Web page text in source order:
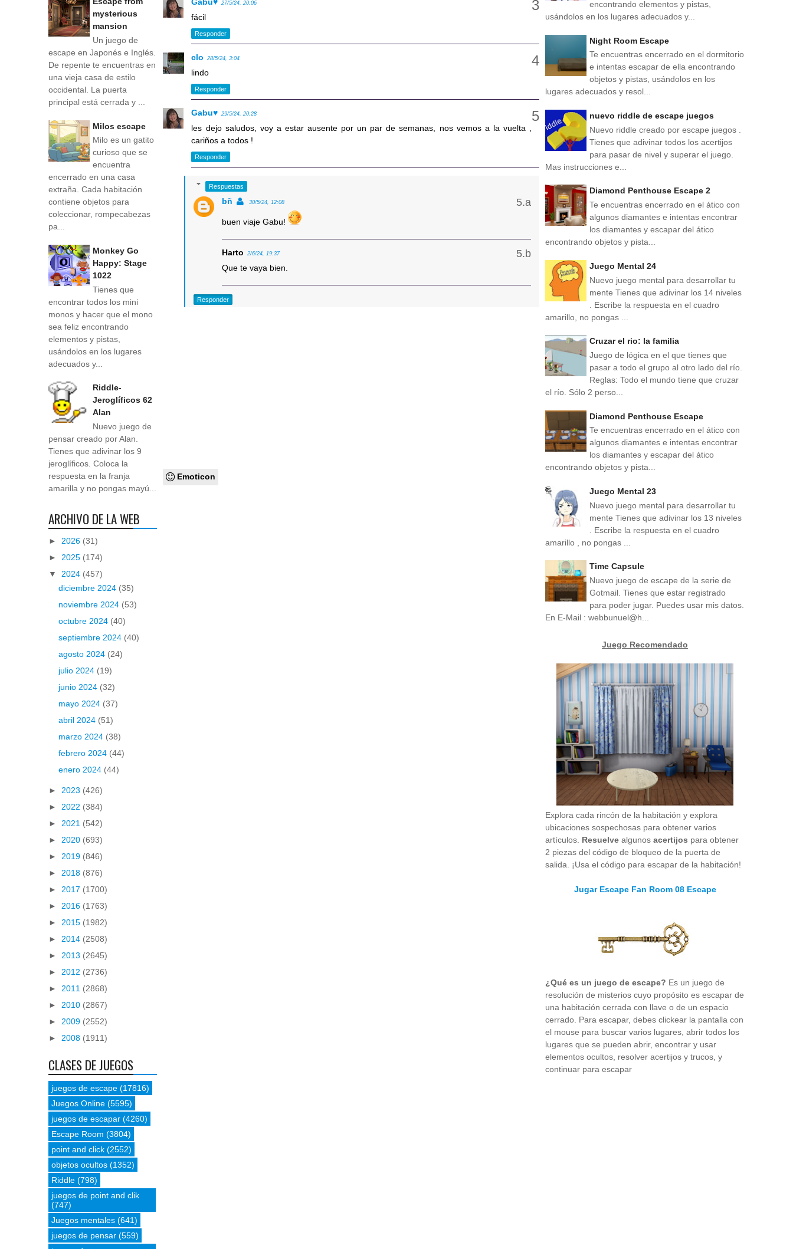
27/5/24, 20:06
fácil
Responder
clo 28/5/24, 3:04
lindo
Responder
Gabu♥ 29/5/24, 20:28
les dejo saludos, voy a estar ausente por un par de semanas, nos vemos a la vuelta ,
cariños a todos !
Responder
Respuestas
bñ 30/5/24, 12:08
buen viaje Gabu!
Harto 2/6/24, 19:37
Que te vaya bien.
Responder
Emoticon
mysterious
mansion
Un juego de
escape en Japonés e Inglés.
De repente te encuentras en
una vieja casa de estilo
occidental. La puerta
principal está cerrada y ...
Milos escape
Milo es un gatito
curioso que se
encuentra
encerrado en una casa
extraña. Cada habitación
contiene objetos para
coleccionar, rompecabezas
pa...
Monkey Go
Happy: Stage
1022
Tienes que
encontrar todos los mini
monos y hacer que el mono
sea feliz encontrando
elementos y pistas,
usándolos en los lugares
adecuados y...
Riddle-
Jeroglíficos 62
Alan
Nuevo juego de
pensar creado por Alan.
Tienes que adivinar los 9
jeroglíficos. Coloca la
respuesta en la franja
amarilla y no pongas mayú...
ARCHIVO DE LA WEB
► 2026 (31)
► 2025 (174)
▼ 2024 (457)
diciembre 2024 (35)
noviembre 2024 (53)
octubre 2024 (40)
septiembre 2024 (40)
agosto 2024 (24)
julio 2024 (19)
junio 2024 (32)
mayo 2024 (37)
abril 2024 (51)
marzo 2024 (38)
febrero 2024 (44)
enero 2024 (44)
► 2023 (426)
► 2022 (384)
► 2021 (542)
► 2020 (693)
► 2019 (846)
► 2018 (876)
► 2017 (1700)
► 2016 (1763)
► 2015 (1982)
► 2014 (2508)
► 2013 (2645)
► 2012 (2736)
► 2011 (2868)
► 2010 (2867)
► 2009 (2552)
► 2008 (1911)
CLASES DE JUEGOS
juegos de escape (17816)
Juegos Online (5595)
juegos de escapar (4260)
Escape Room (3804)
point and click (2552)
objetos ocultos (1352)
Riddle (798)
juegos de point and clik
(747)
Juegos mentales (641)
juegos de pensar (559)
encontrando elementos y pistas,
usándolos en los lugares adecuados y...
Night Room Escape
Te encuentras encerrado en el dormitorio
e intentas escapar de ella encontrando
objetos y pistas, usándolos en los
lugares adecuados y resol...
nuevo riddle de escape juegos
Nuevo riddle creado por escape juegos .
Tienes que adivinar todos los acertijos
para pasar de nivel y superar el juego.
Mas instrucciones e...
Diamond Penthouse Escape 2
Te encuentras encerrado en el ático con
algunos diamantes e intentas encontrar
los diamantes y escapar del ático
encontrando objetos y pista...
Juego Mental 24
Nuevo juego mental para desarrollar tu
mente Tienes que adivinar los 14 niveles
. Escribe la respuesta en el cuadro
amarillo, no pongas ...
Cruzar el rio: la familia
Juego de lógica en el que tienes que
pasar a todo el grupo al otro lado del río.
Reglas: Todo el mundo tiene que cruzar
el río. Sólo 2 perso...
Diamond Penthouse Escape
Te encuentras encerrado en el ático con
algunos diamantes e intentas encontrar
los diamantes y escapar del ático
encontrando objetos y pista...
Juego Mental 23
Nuevo juego mental para desarrollar tu
mente Tienes que adivinar los 13 niveles
. Escribe la respuesta en el cuadro
amarillo , no pongas ...
Time Capsule
Nuevo juego de escape de la serie de
Gotmail. Tienes que estar registrado
para poder jugar. Puedes usar mis datos.
En E-Mail : webbunuel@h...
Juego Recomendado
Explora cada rincón de la habitación y explora
ubicaciones sospechosas para obtener varios
artículos. Resuelve algunos acertijos para obtener
2 piezas del código de bloqueo de la puerta de
salida. ¡Usa el código para escapar de la habitación!
Jugar Escape Fan Room 08 Escape
¿Qué es un juego de escape? Es un juego de
resolución de misterios cuyo propósito es escapar de
una habitación cerrada con llave o de un espacio
cerrado. Para escapar, debes clickear la pantalla con
el mouse para buscar varios lugares, abrir todos los
lugares que se pueden abrir, encontrar y usar
elementos ocultos, resolver acertijos y trucos, y
continuar para escapar